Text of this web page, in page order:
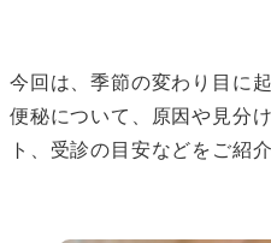
今回は、季節の変わり目に
便秘について、原因や見分
ト、受診の目安などをご紹